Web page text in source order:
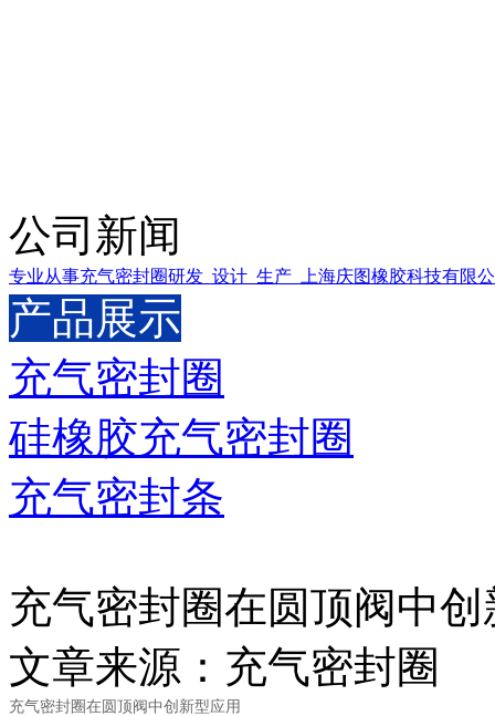
公司新闻
专业从事充气密封圈研发_设计_生产_上海庆图橡胶科技有限
产品展示
充气密封圈
硅橡胶充气密封圈
充气密封条
充气密封圈在圆顶阀中
文章来源：充气密封圈
充气密封圈在圆顶阀中创新型应用